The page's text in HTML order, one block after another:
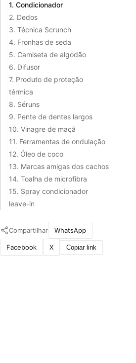
1. Condicionador
2. Dedos
3. Técnica Scrunch
4. Fronhas de seda
5. Camiseta de algodão
6. Difusor
7. Produto de proteção
térmica
8. Séruns
9. Pente de dentes largos
10. Vinagre de maçã
11. Ferramentas de ondulação
12. Óleo de coco
13. Marcas amigas dos cachos
14. Toalha de microfibra
15. Spray condicionador
leave-in
Compartilhar WhatsApp
Facebook X Copiar link